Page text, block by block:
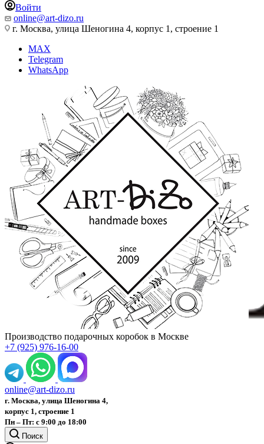
Войти
online@art-dizo.ru
г. Москва, улица Шеногина 4, корпус 1, строение 1
MAX
Telegram
WhatsApp
Производство подарочных коробок в Москве
+7 (925) 976-16-00
online@art-dizo.ru
г. Москва, улица Шеногина 4,
корпус 1, строение 1
Пн – Пт: с 9:00 до 18:00
Поиск